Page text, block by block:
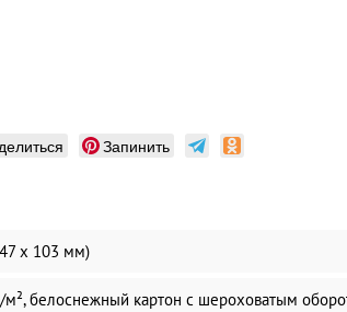
Запинить
х 103 мм)
м², белоснежный картон с шероховатым